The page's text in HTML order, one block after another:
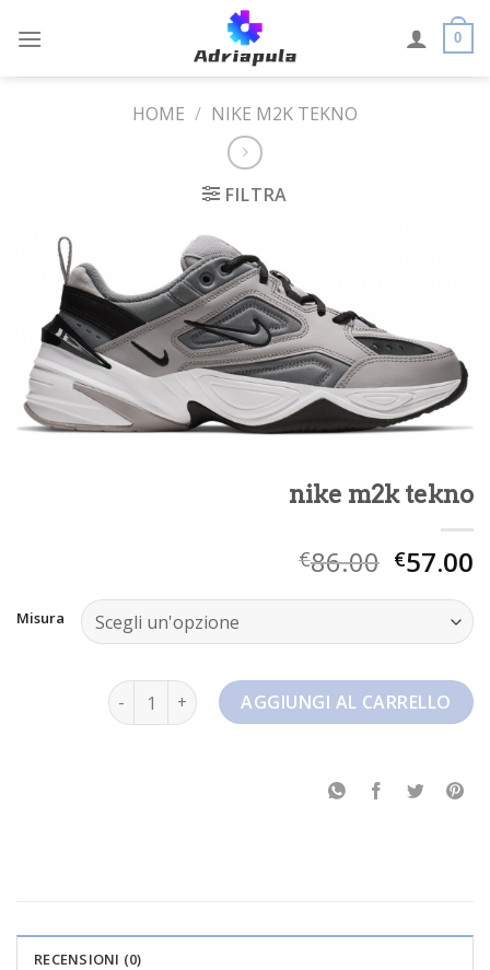
0
HOME / NIKE M2K TEKNO
FILTRA
nike m2k tekno
€86.00 €57.00
Misura
nike m2k tekno quantitàAGGIUNGI AL CARRELLO
RECENSIONI (0)